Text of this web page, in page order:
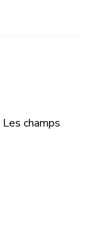
Les champs